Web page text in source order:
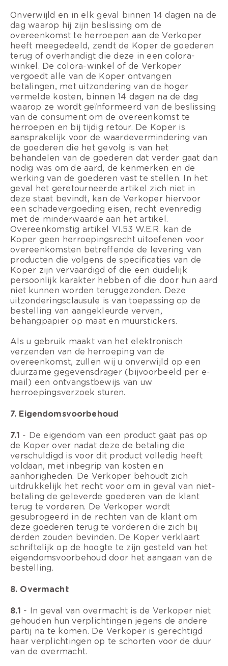
Onverwijld en in elk geval binnen 14 dagen na de
dag waarop hij zijn beslissing om de
overeenkomst te herroepen aan de Verkoper
heeft meegedeeld, zendt de Koper de goederen
terug of overhandigt die deze in een colora-
winkel. De colora-winkel of de Verkoper
vergoedt alle van de Koper ontvangen
betalingen, met uitzondering van de hoger
vermelde kosten, binnen 14 dagen na de dag
waarop ze wordt geïnformeerd van de beslissing
van de consument om de overeenkomst te
herroepen en bij tijdig retour. De Koper is
aansprakelijk voor de waardevermindering van
de goederen die het gevolg is van het
behandelen van de goederen dat verder gaat dan
nodig was om de aard, de kenmerken en de
werking van de goederen vast te stellen. In het
geval het geretourneerde artikel zich niet in
deze staat bevindt, kan de Verkoper hiervoor
een schadevergoeding eisen, recht evenredig
met de minderwaarde aan het artikel.
Overeenkomstig artikel VI.53 W.E.R. kan de
Koper geen herroepingsrecht uitoefenen voor
overeenkomsten betreffende de levering van
producten die volgens de specificaties van de
Koper zijn vervaardigd of die een duidelijk
persoonlijk karakter hebben of die door hun aard
niet kunnen worden teruggezonden. Deze
uitzonderingsclausule is van toepassing op de
bestelling van aangekleurde verven,
behangpapier op maat en muurstickers.
Als u gebruik maakt van het elektronisch
verzenden van de herroeping van de
overeenkomst, zullen wij u onverwijld op een
duurzame gegevensdrager (bijvoorbeeld per e-
mail) een ontvangstbewijs van uw
herroepingsverzoek sturen.
7. Eigendomsvoorbehoud
7.1 - De eigendom van een product gaat pas op
de Koper over nadat deze de betaling die
verschuldigd is voor dit product volledig heeft
voldaan, met inbegrip van kosten en
aanhorigheden. De Verkoper behoudt zich
uitdrukkelijk het recht voor om in geval van niet-
betaling de geleverde goederen van de klant
terug te vorderen. De Verkoper wordt
gesubrogeerd in de rechten van de klant om
deze goederen terug te vorderen die zich bij
derden zouden bevinden. De Koper verklaart
schriftelijk op de hoogte te zijn gesteld van het
eigendomsvoorbehoud door het aangaan van de
bestelling.
8. Overmacht
8.1 - In geval van overmacht is de Verkoper niet
gehouden hun verplichtingen jegens de andere
partij na te komen. De Verkoper is gerechtigd
haar verplichtingen op te schorten voor de duur
van de overmacht.